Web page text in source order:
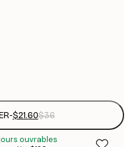
-$21.60$36
ouvrables